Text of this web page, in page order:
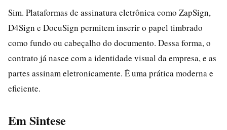
Sim. Plataformas de assinatura eletrônica como ZapSign,
D4Sign e DocuSign permitem inserir o papel timbrado
como fundo ou cabeçalho do documento. Dessa forma, o
contrato já nasce com a identidade visual da empresa, e as
partes assinam eletronicamente. É uma prática moderna e
eficiente.
Em Sintese